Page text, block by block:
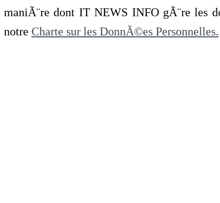
maniÃ¨re dont IT NEWS INFO gÃ¨re les
notre Charte sur les DonnÃ©es Personnelles.